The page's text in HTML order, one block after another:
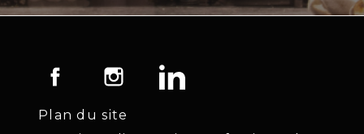
Facebook Instagram
Plan du site